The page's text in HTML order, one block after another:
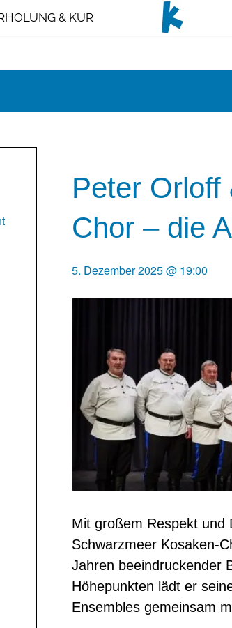
& KUR
Peter Orloff
Chor – die
5. Dezember 2025 @ 19:00
Mit großem Respekt und
Schwarzmeer Kosaken-
Jahren beeindruckender
Höhepunkten lädt er
Ensembles gemeinsam